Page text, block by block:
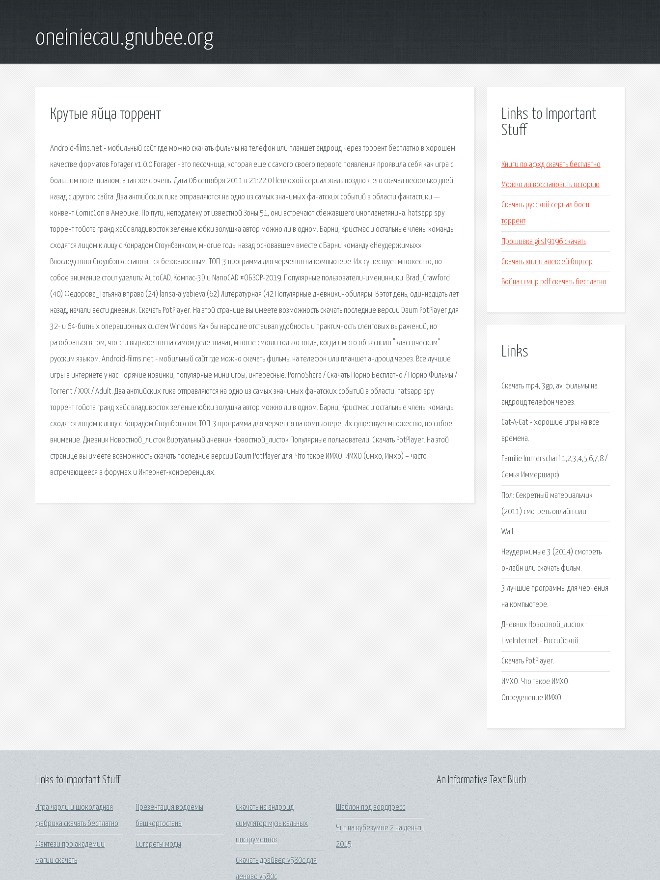
oneiniecau.gnubee.org
Крутые яйца торрент
Android-films.net - мобильный сайт где можно скачать фильмы на телефон или планшет андроид через торрент бесплатно в хорошем
качестве форматов Forager v1.0.0 Forager - это песочница, которая еще с самого своего первого появления проявила себя как игра с
большим потенциалом, а так же с очень. Дата 06 сентября 2011 в 21:22 0 Неплохой сериал.жаль поздно я его скачал несколько дней
назад с другого сайта. Два английских гика отправляются на одно из самых значимых фанатских событий в области фантастики —
конвент ComicCon в Америке. По пути, неподалёку от известной Зоны 51, они встречают сбежавшего инопланетянина. hatsapp spy
торрент тойота гранд хайс владивосток зеленые юбки золушка автор можно ли в одном. Барни, Кристмас и остальные члены команды
сходятся лицом к лицу с Конрадом Стоунбэнксом, многие годы назад основавшем вместе с Барни команду «Неудержимых».
Впоследствии Стоунбэнкс становится безжалостным. ТОП-3 программа для черчения на компьютере. Их существует множество, но
собое внимание стоит уделить: AutoCAD, Компас-3D и NanoCAD #ОБЗОР-2019. Популярные пользователи-именинники. Brad_Crawford
(40) Федорова_Татьяна вправа (24) larisa-alyabieva (62) Литературная (42 Популярные дневники-юбиляры. В этот день, одиннадцать лет
назад, начали вести дневник. Скачать PotPlayer. На этой странице вы имеете возможность скачать последние версии Daum PotPlayer для
32- и 64-битных операционных систем Windows Как бы народ не отстаивал удобность и практичность сленговых выражений, но
разобраться в том, что эти выражения на самом деле значат, многие смогли только тогда, когда им это объяснили "классическим"
русским языком. Android-films.net - мобильный сайт где можно скачать фильмы на телефон или планшет андроид через. Все лучшие
игры в интернете у нас. Горячие новинки, популярные мини игры, интересные. PornoShara / Скачать Порно Бесплатно / Порно Фильмы /
Torrent / XXX / Adult. Два английских гика отправляются на одно из самых значимых фанатских событий в области. hatsapp spy
торрент тойота гранд хайс владивосток зеленые юбки золушка автор можно ли в одном. Барни, Кристмас и остальные члены команды
сходятся лицом к лицу с Конрадом Стоунбэнксом. ТОП-3 программа для черчения на компьютере. Их существует множество, но собое
внимание. Дневник Новостной_листок Виртуальный дневник Новостной_листок Популярные пользователи. Скачать PotPlayer. На этой
странице вы имеете возможность скачать последние версии Daum PotPlayer для. Что такое ИМХО. ИМХО (имхо, Имхо) – часто
встречающееся в форумах и Интернет-конференциях.
Links to Important
Stuff
Книги по афхд скачать бесплатно
Можно ли восстановить историю
Скачать русский сериал боец
торрент
Прошивка gi st9196 скачать
Скачать книги алексей биргер
Война и мир pdf скачать бесплатно
Links
Скачать mp4, 3gp, avi фильмы на
андроид телефон через.
Cat-A-Cat - хорошие игры на все
времена.
Familie Immerscharf 1,2,3,4,5,6,7,8 /
Семья Иммершарф.
Пол: Секретный материальчик
(2011) смотреть онлайн или.
Wall.
Неудержимые 3 (2014) смотреть
онлайн или скачать фильм.
3 лучшие программы для черчения
на компьютере.
Дневник Новостной_листок :
LiveInternet - Российский.
Скачать PotPlayer.
ИМХО. Что такое ИМХО.
Определение ИМХО.
Links to Important Stuff
Игра чарли и шоколадная
фабрика скачать бесплатно
Фэнтези про академии
магии скачать
Презентация водоемы
башкортостана
Сигареты моды
Скачать на андроид
симулятор музыкальных
инструментов
Скачать драйвер v580c для
леново v580c
Шаблон под вордпресс
Чит на кубезумие 2 на деньги
2015
An Informative Text Blurb